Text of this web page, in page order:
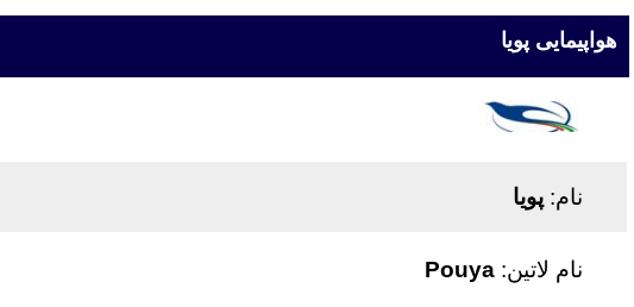
هواپیمایی پویا
نام:پویا
نام لاتین:Pouya